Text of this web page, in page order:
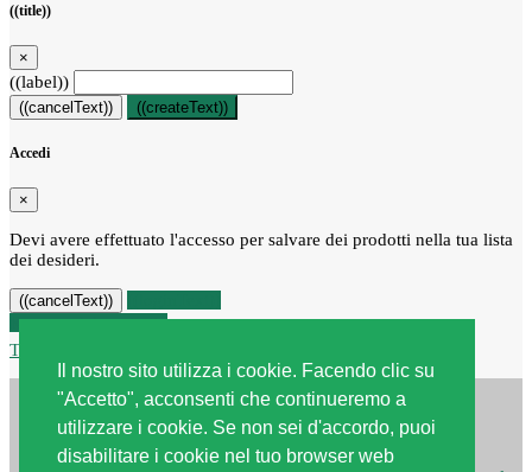
Il nostro sito utilizza i cookie. Facendo clic su
"Accetto", acconsenti che continueremo a
utilizzare i cookie. Se non sei d'accordo, puoi
disabilitare i cookie nel tuo browser web
((title))
×
((label))
((cancelText)) ((createText))
Accedi
×
Devi avere effettuato l'accesso per salvare dei prodotti nella tua lista
dei desideri.
((cancelText))
Recesso dal contratto
Traccia stato del recesso